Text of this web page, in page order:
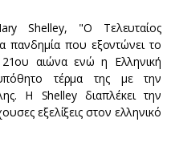
Shelley, "Ο Τελευταίος
πανδημία που εξοντώνει το
αιώνα ενώ η Ελληνική
τέρμα της με την
Η Shelley διαπλέκει την
εξελίξεις στον ελληνικό